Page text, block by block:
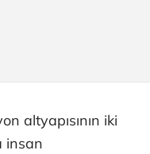
altyapısının iki
insan